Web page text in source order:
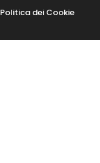
Politica dei Cookie